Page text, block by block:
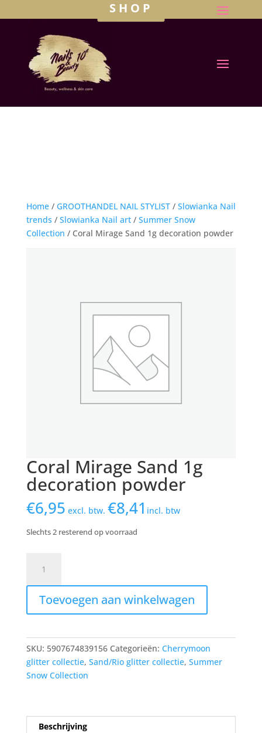
SHOP
Home/ GROOTHANDEL NAIL STYLIST/ Slowianka Nail
trends / Slowianka Nail art/ Summer Snow
Collection / Coral Mirage Sand 1g decoration powder
Coral Mirage Sand 1g
decoration powder
€6,95 excl. btw. €8,41 incl. btw
Slechts 2 resterend op voorraad
Mirage
Sand
decoration
aantal
Toevoegen aan winkelwagen
SKU: 5907674839156 Categorieën: Cherrymoon
glitter collectie, Sand/Rio glitter collectie, Summer
Snow Collection
Beschrijving